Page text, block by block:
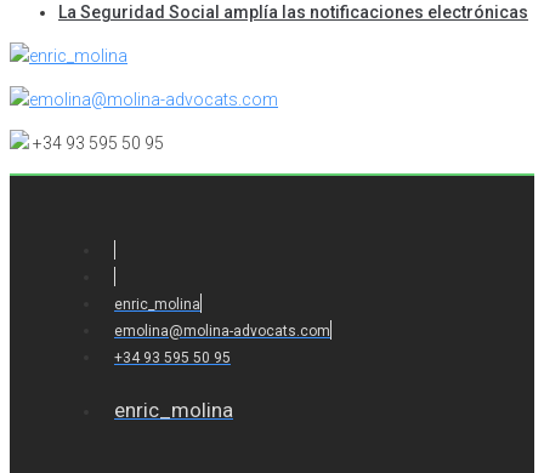
La Seguridad Social amplía las notificaciones electrónicas
enric_molina
emolina@molina-advocats.com
+34 93 595 50 95
enric_molina
emolina@molina-advocats.com
+34 93 595 50 95
enric_molina